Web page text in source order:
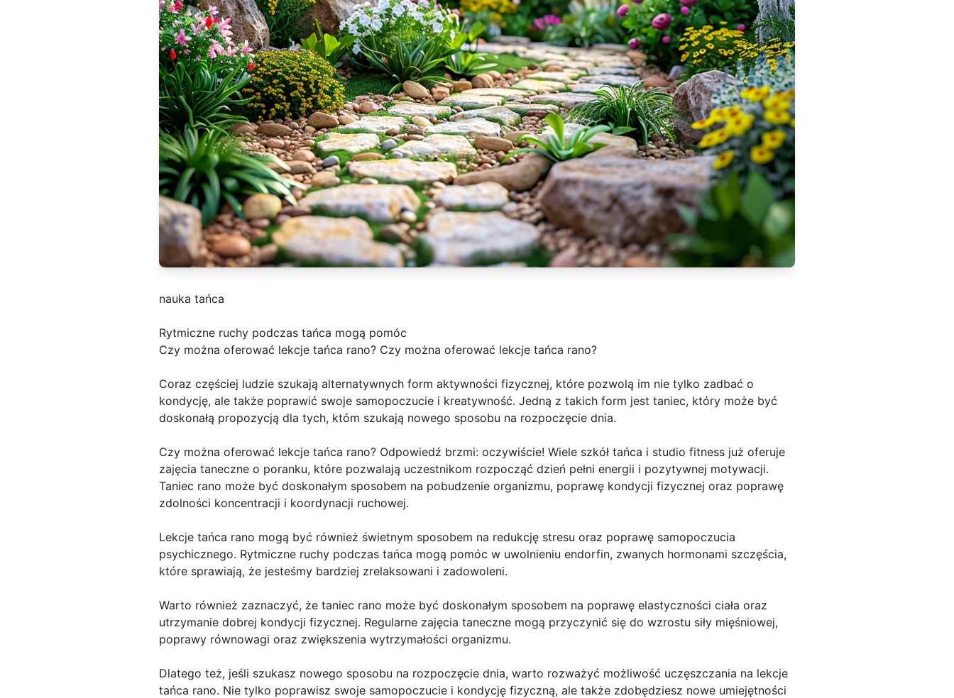
nauka tańca
Rytmiczne ruchy podczas tańca mogą pomóc
Czy można oferować lekcje tańca rano? Czy można oferować lekcje tańca rano?
Coraz częściej ludzie szukają alternatywnych form aktywności fizycznej, które pozwolą im nie tylko zadbać o
kondycję, ale także poprawić swoje samopoczucie i kreatywność. Jedną z takich form jest taniec, który może być
doskonałą propozycją dla tych, któm szukają nowego sposobu na rozpoczęcie dnia.
Czy można oferować lekcje tańca rano? Odpowiedź brzmi: oczywiście! Wiele szkół tańca i studio fitness już oferuje
zajęcia taneczne o poranku, które pozwalają uczestnikom rozpocząć dzień pełni energii i pozytywnej motywacji.
Taniec rano może być doskonałym sposobem na pobudzenie organizmu, poprawę kondycji fizycznej oraz poprawę
zdolności koncentracji i koordynacji ruchowej.
Lekcje tańca rano mogą być również świetnym sposobem na redukcję stresu oraz poprawę samopoczucia
psychicznego. Rytmiczne ruchy podczas tańca mogą pomóc w uwolnieniu endorfin, zwanych hormonami szczęścia,
które sprawiają, że jesteśmy bardziej zrelaksowani i zadowoleni.
Warto również zaznaczyć, że taniec rano może być doskonałym sposobem na poprawę elastyczności ciała oraz
utrzymanie dobrej kondycji fizycznej. Regularne zajęcia taneczne mogą przyczynić się do wzrostu siły mięśniowej,
poprawy równowagi oraz zwiększenia wytrzymałości organizmu.
Dlatego też, jeśli szukasz nowego sposobu na rozpoczęcie dnia, warto rozważyć możliwość uczęszczania na lekcje
tańca rano. Nie tylko poprawisz swoje samopoczucie i kondycję fizyczną, ale także zdobędziesz nowe umiejętności